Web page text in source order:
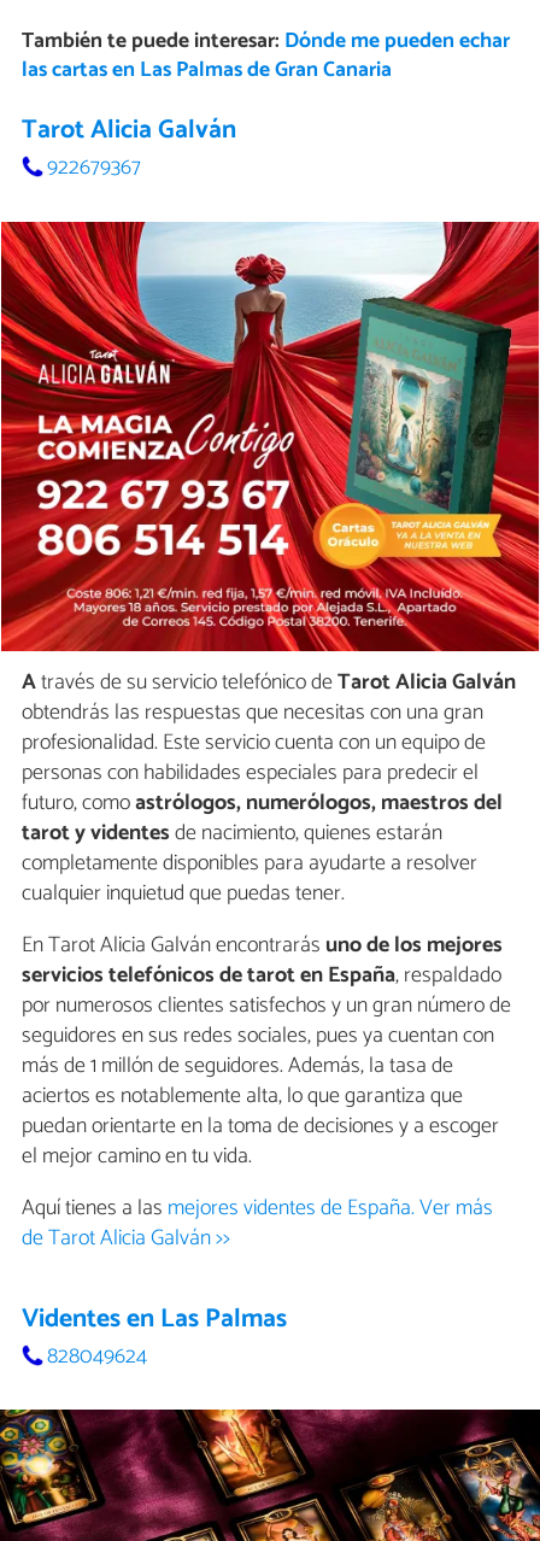
También te puede interesar: Dónde me pueden echar
las cartas en Las Palmas de Gran Canaria
Tarot Alicia Galván
922679367
Através de su servicio telefónico deTarot Alicia Galván
obtendrás las respuestas que necesitas con una gran
profesionalidad. Este servicio cuenta con un equipo de
personas con habilidades especiales para predecir el
futuro, comoastrólogos, numerólogos, maestros del
tarot y videntesde nacimiento, quienes estarán
completamente disponibles para ayudarte a resolver
cualquier inquietud que puedas tener.
En Tarot Alicia Galván encontrarás uno de los mejores
servicios telefónicos de tarot en España, respaldado
por numerosos clientes satisfechos y un gran número de
seguidores en sus redes sociales, pues ya cuentan con
más de 1 millón de seguidores. Además, la tasa de
aciertos es notablemente alta, lo que garantiza que
puedan orientarte en la toma de decisiones y a escoger
el mejor camino en tu vida.
Aquí tienes a las mejores videntes de España.Ver más
de Tarot Alicia Galván >>
Videntes en Las Palmas
828049624